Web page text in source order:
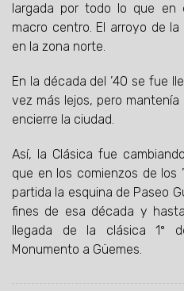
largada por todo lo que en
macro centro. El arroyo de
en la zona norte.
En la década del ’40 se fue
vez más lejos, pero
encierre la ciudad.
Así, la Clásica fue
que en los comienzos de los
partida la esquina de Paseo
fines de esa década y
llegada de la clásica 1º
Monumento a Güemes.